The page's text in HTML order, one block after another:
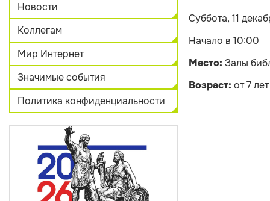
Новости
Коллегам
Мир Интернет
Значимые события
Политика конфиденциальности
Суббота, 11
Начало в 10:00
Место: Залы
Возраст: от 7 лет